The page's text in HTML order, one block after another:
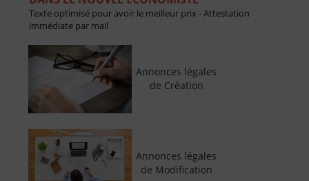
Texte optimisé pour avoir le meilleur prix - Attestation
immédiate par mail
Annonces légales
de Création
Annonces légales
de Modification